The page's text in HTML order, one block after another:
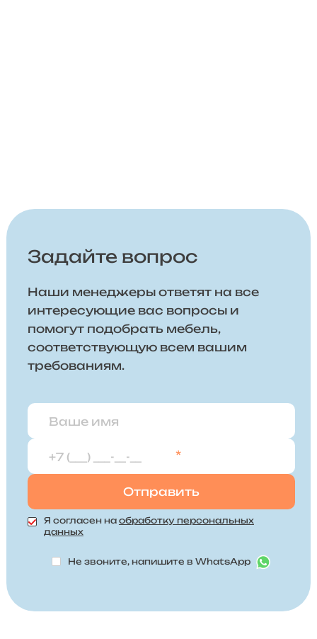
Задайте вопрос
Наши менеджеры ответят на все
интересующие вас вопросы и
помогут подобрать мебель,
соответствующую всем вашим
требованиям.
*
Я согласен на обработку персональных
данных
Не звоните, напишите в WhatsApp